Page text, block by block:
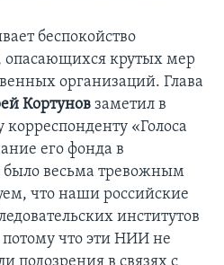
беспокойство
опасающихся крутых мер
организаций. Глава
Кортунов заметил в
«Голоса
его фонда в
весьма тревожным
что наши российские
институтов
что эти НИИ не